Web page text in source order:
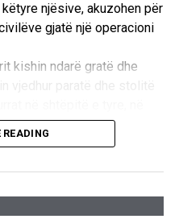
njësive, akuzohen për
gjatë një operacioni
kishin ndarë gratë dhe
“Ura e Taliqit”, si dhe u
READING